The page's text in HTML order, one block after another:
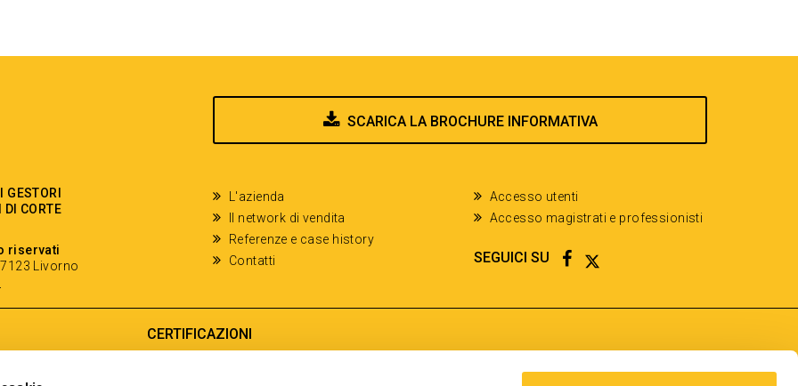
SCARICA LA BROCHURE INFORMATIVA
DI CORTE
riservati
Livorno
L'azienda
Il network di vendita
Referenze e case history
Contatti
Accesso utenti
Accesso magistrati e professionisti
SEGUICI SU FACEBOOK
TWITTER
CERTIFICAZIONI